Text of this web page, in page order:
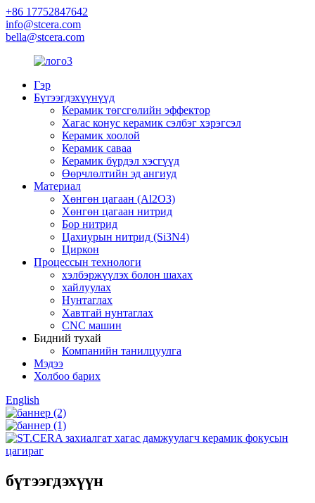
+86 17752847642
info@stcera.com
bella@stcera.com
Гэр
Бүтээгдэхүүнүүд
Керамик төгсгөлийн эффектор
Хагас конус керамик сэлбэг хэрэгсэл
Керамик хоолой
Керамик саваа
Керамик бүрдэл хэсгүүд
Өөрчлөлтийн эд ангиуд
Материал
Хөнгөн цагаан (Al2O3)
Хөнгөн цагаан нитрид
Бор нитрид
Цахиурын нитрид (Si3N4)
Циркон
Процессын технологи
хэлбэржүүлэх болон шахах
хайлуулах
Нунтаглах
Хавтгай нунтаглах
CNC машин
Бидний тухай
Компанийн танилцуулга
Мэдээ
Холбоо барих
English
бүтээгдэхүүн